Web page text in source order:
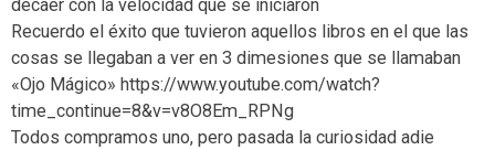
decaer con la velocidad que se iniciaron
Recuerdo el éxito que tuvieron aquellos libros en el que las
cosas se llegaban a ver en 3 dimesiones que se llamaban
«Ojo Mágico» https://www.youtube.com/watch?
time_continue=8&v=v8O8Em_RPNg
Todos compramos uno, pero pasada la curiosidad adie